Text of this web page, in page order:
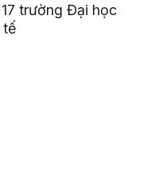
trường Đại học
tế